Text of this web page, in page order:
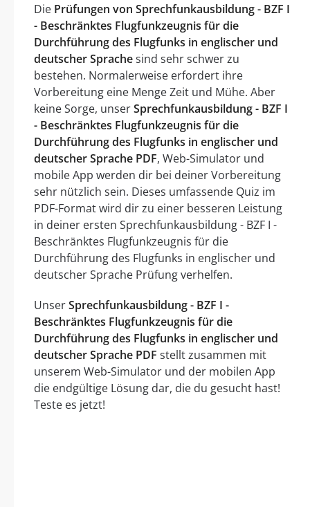
Die Prüfungen von Sprechfunkausbildung - BZF I
- Beschränktes Flugfunkzeugnis für die
Durchführung des Flugfunks in englischer und
deutscher Sprachesind sehr schwer zu
bestehen. Normalerweise erfordert ihre
Vorbereitung eine Menge Zeit und Mühe. Aber
keine Sorge, unserSprechfunkausbildung - BZF I
- Beschränktes Flugfunkzeugnis für die
Durchführung des Flugfunks in englischer und
deutscher Sprache PDF, Web-Simulator und
mobile App werden dir bei deiner Vorbereitung
sehr nützlich sein. Dieses umfassende Quiz im
PDF-Format wird dir zu einer besseren Leistung
in deiner ersten Sprechfunkausbildung - BZF I -
Beschränktes Flugfunkzeugnis für die
Durchführung des Flugfunks in englischer und
deutscher Sprache Prüfung verhelfen.
UnserSprechfunkausbildung - BZF I -
Beschränktes Flugfunkzeugnis für die
Durchführung des Flugfunks in englischer und
deutscher Sprache PDF stellt zusammen mit
unserem Web-Simulator und der mobilen App
die endgültige Lösung dar, die du gesucht hast!
Teste es jetzt!